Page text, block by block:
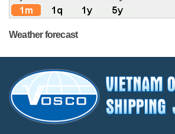
Weather forecast